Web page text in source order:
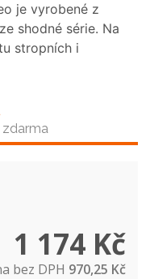
je vyrobené z
shodné série. Na
stropních i
1 174 Kč
bez DPH 970,25 Kč